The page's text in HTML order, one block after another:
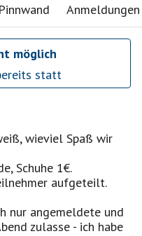
Pinnwand Anmeldungen
möglich
statt
wieviel Spaß wir
Schuhe 1€.
aufgeteilt.
nur angemeldete und
zulasse - ich habe